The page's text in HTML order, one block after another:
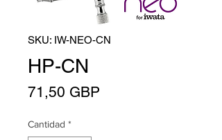
SKU: IW-NEO-CN
HP-CN
71,50 GBP
Cantidad *